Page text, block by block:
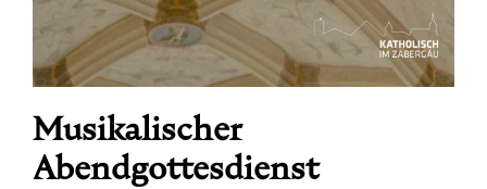
Musikalischer
Abendgottesdienst